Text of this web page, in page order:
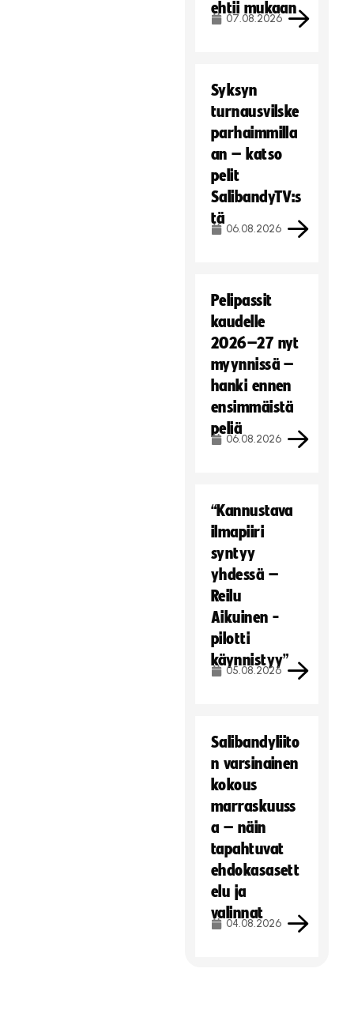
ehtii mukaan
07.08.2026
Syksyn
turnausvilske
parhaimmilla
an – katso
pelit
SalibandyTV:s
tä
06.08.2026
Pelipassit
kaudelle
2026–27 nyt
myynnissä –
hanki ennen
ensimmäistä
peliä
06.08.2026
“Kannustava
ilmapiiri
syntyy
yhdessä –
Reilu
Aikuinen -
pilotti
käynnistyy”
05.08.2026
Salibandyliito
n varsinainen
kokous
marraskuuss
a – näin
tapahtuvat
ehdokasasett
elu ja
valinnat
04.08.2026